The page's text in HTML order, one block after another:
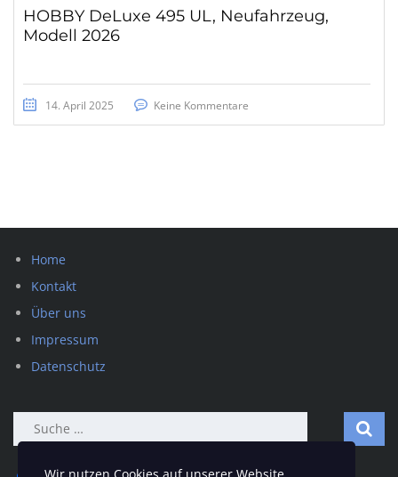
HOBBY DeLuxe 495 UL, Neufahrzeug,
Modell 2026
14. April 2025 Keine Kommentare
Home
Kontakt
Über uns
Impressum
Datenschutz
Suche
nach: